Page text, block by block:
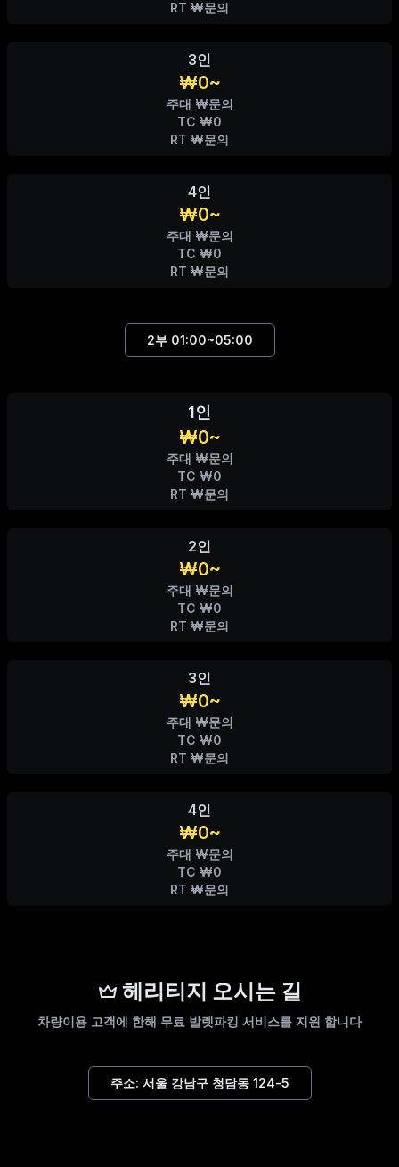
RT ₩문의
3인
₩0~
주대 ₩문의
TC ₩0
RT ₩문의
4인
₩0~
주대 ₩문의
TC ₩0
RT ₩문의
2부 01:00~05:00
1인
₩0~
주대 ₩문의
TC ₩0
RT ₩문의
2인
₩0~
주대 ₩문의
TC ₩0
RT ₩문의
3인
₩0~
주대 ₩문의
TC ₩0
RT ₩문의
4인
₩0~
주대 ₩문의
TC ₩0
RT ₩문의
헤리티지 오시는 길
차량이용 고객에 한해 무료 발렛파킹 서비스를 지원 합니다
주소: 서울 강남구 청담동 124-5